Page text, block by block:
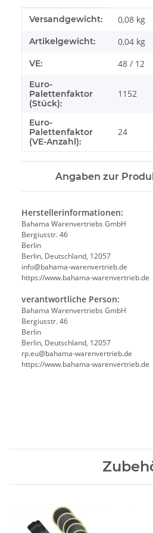
Produkteigenschaft
Wert
Versandgewicht: 0,08 kg
Artikelgewicht: 0,04 kg
VE: 48 / 12
Euro-
Palettenfaktor
(Stück):
1152
Euro-
Palettenfaktor
(VE-Anzahl):
24
Angaben zur
Herstellerinformationen:
Bahama Warenvertriebs GmbH
Bergiusstr. 46
Berlin
Berlin, Deutschland, 12057
ed.beirtrevneraw-amahab@ofni
https://www.bahama-warenvertrieb.de
verantwortliche Person:
Bahama Warenvertriebs GmbH
Bergiusstr. 46
Berlin
Berlin, Deutschland, 12057
ed.beirtrevneraw-amahab@ue.pr
https://www.bahama-warenvertrieb.de